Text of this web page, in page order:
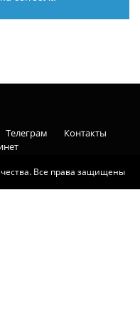
Все права защищены
Телеграм
Контакты